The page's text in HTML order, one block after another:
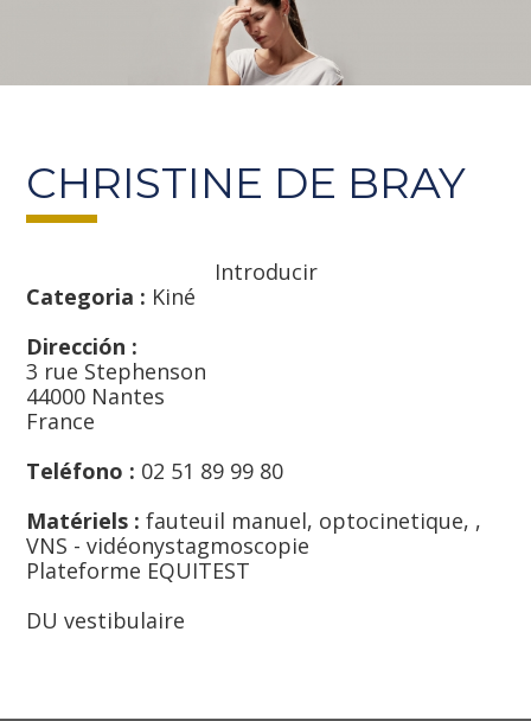
FaceBook
CHRISTINE DE BRAY
Introducir
Categoria : Kiné
Dirección :
3 rue Stephenson
44000 Nantes
France
Teléfono : 02 51 89 99 80
Matériels : fauteuil manuel, optocinetique, ,
VNS - vidéonystagmoscopie
Plateforme EQUITEST
DU vestibulaire